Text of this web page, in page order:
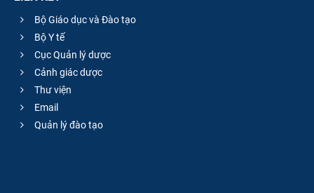
Bộ Giáo dục và Đào tạo
Bộ Y tế
Cục Quản lý dược
Cảnh giác dược
Thư viện
Email
Quản lý đào tạo